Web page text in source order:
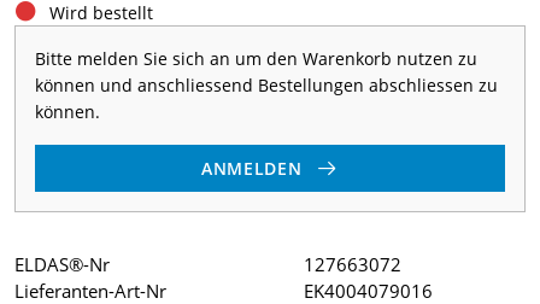
Wird bestellt
Bitte melden Sie sich an um den Warenkorb nutzen zu
können und anschliessend Bestellungen abschliessen zu
können.
ANMELDEN
ELDAS®-Nr
127663072
Lieferanten-Art-Nr
EK4004079016